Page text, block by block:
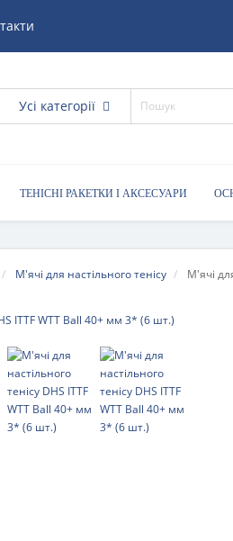
Усі категорії
ТЕНІСНІ РАКЕТКИ І АКСЕСУАРИ
М'ячі для настільного тенісу М'ячі